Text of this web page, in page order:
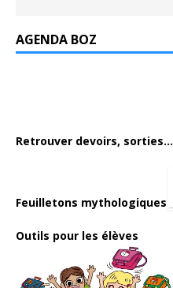
AGENDA BOZ
Retrouver devoirs, sorties...
Feuilletons mythologiques
Outils pour les élèves